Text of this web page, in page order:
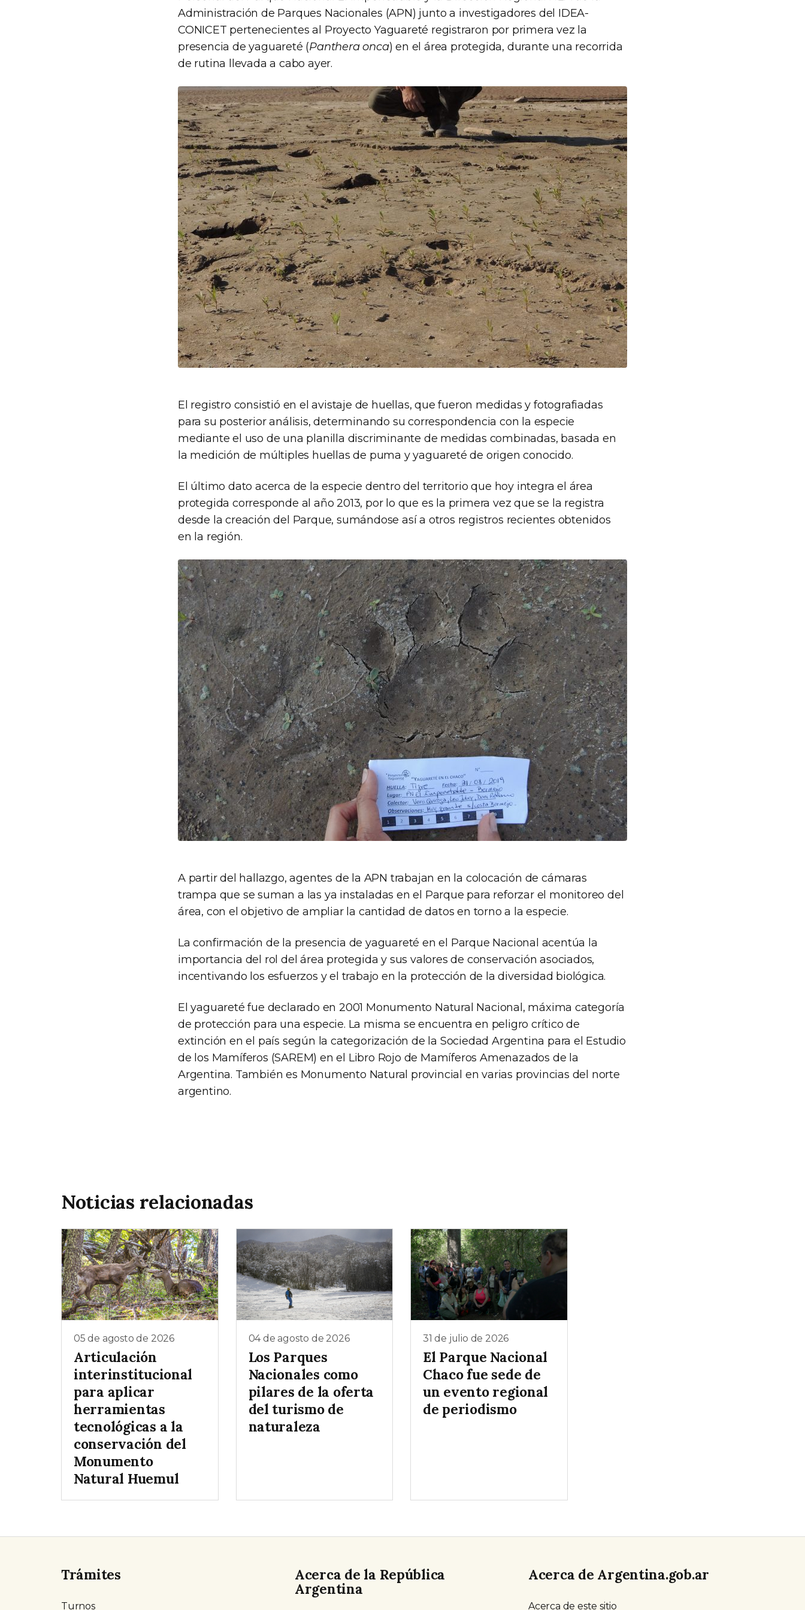
Administración de Parques Nacionales (APN) junto a investigadores del IDEA-
CONICET pertenecientes al Proyecto Yaguareté registraron por primera vez la
presencia de yaguareté (Panthera onca) en el área protegida, durante una recorrida
de rutina llevada a cabo ayer.
El registro consistió en el avistaje de huellas, que fueron medidas y fotografiadas
para su posterior análisis, determinando su correspondencia con la especie
mediante el uso de una planilla discriminante de medidas combinadas, basada en
la medición de múltiples huellas de puma y yaguareté de origen conocido.
El último dato acerca de la especie dentro del territorio que hoy integra el área
protegida corresponde al año 2013, por lo que es la primera vez que se la registra
desde la creación del Parque, sumándose así a otros registros recientes obtenidos
en la región.
A partir del hallazgo, agentes de la APN trabajan en la colocación de cámaras
trampa que se suman a las ya instaladas en el Parque para reforzar el monitoreo del
área, con el objetivo de ampliar la cantidad de datos en torno a la especie.
La confirmación de la presencia de yaguareté en el Parque Nacional acentúa la
importancia del rol del área protegida y sus valores de conservación asociados,
incentivando los esfuerzos y el trabajo en la protección de la diversidad biológica.
El yaguareté fue declarado en 2001 Monumento Natural Nacional, máxima categoría
de protección para una especie. La misma se encuentra en peligro crítico de
extinción en el país según la categorización de la Sociedad Argentina para el Estudio
de los Mamíferos (SAREM) en el Libro Rojo de Mamíferos Amenazados de la
Argentina. También es Monumento Natural provincial en varias provincias del norte
argentino.
Noticias relacionadas
05 de agosto de 2026
Articulación
interinstitucional
para aplicar
herramientas
tecnológicas a la
conservación del
Monumento
Natural Huemul
04 de agosto de 2026
Los Parques
Nacionales como
pilares de la oferta
del turismo de
naturaleza
31 de julio de 2026
El Parque Nacional
Chaco fue sede de
un evento regional
de periodismo
Trámites
Turnos
Acerca de la República
Argentina
Acerca de Argentina.gob.ar
Acerca de este sitio